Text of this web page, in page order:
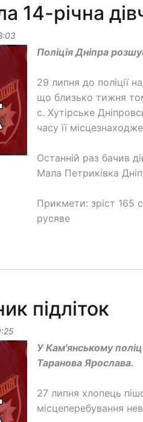
14-річна
Поліція Дніпра
29 липня до поліції
що близько тижня
с. Хутірське
часу її
Останній раз бачив
Мала Петриківка
Прикмети: зріст 165
русяве
підліток
У Кам'янському
Таранова Ярослава.
27 липня хлопець
місцеперебування